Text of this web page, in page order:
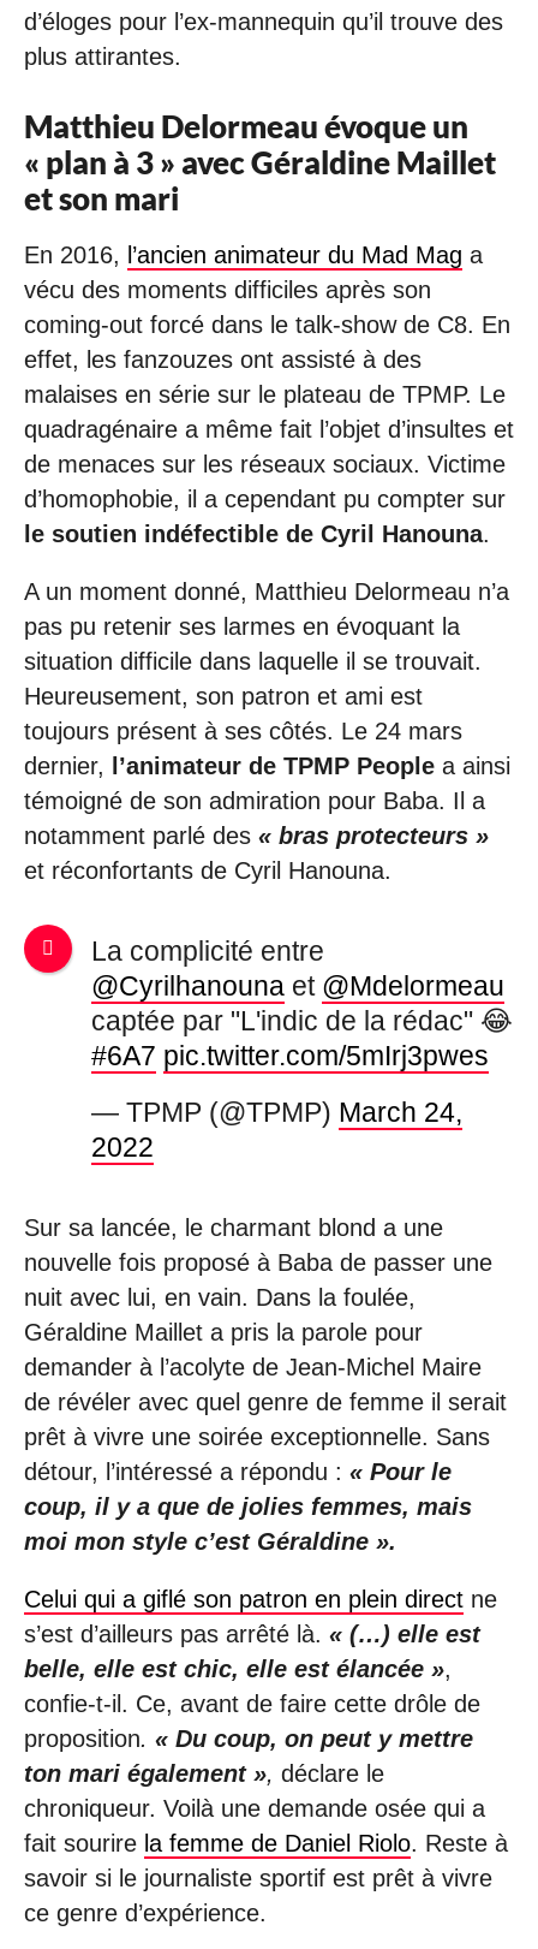
d’éloges pour l’ex-mannequin qu’il trouve des
plus attirantes.
Matthieu Delormeau évoque un
« plan à 3 » avec Géraldine Maillet
et son mari
En 2016, l’ancien animateur du Mad Mag a
vécu des moments difficiles après son
coming-out forcé dans le talk-show de C8. En
effet, les fanzouzes ont assisté à des
malaises en série sur le plateau de TPMP. Le
quadragénaire a même fait l’objet d’insultes et
de menaces sur les réseaux sociaux. Victime
d’homophobie, il a cependant pu compter sur
le soutien indéfectible de Cyril Hanouna.
A un moment donné, Matthieu Delormeau n’a
pas pu retenir ses larmes en évoquant la
situation difficile dans laquelle il se trouvait.
Heureusement, son patron et ami est
toujours présent à ses côtés. Le 24 mars
dernier,
l’animateur de TPMP People a ainsi
témoigné de son admiration pour Baba. Il a
notamment parlé des « bras protecteurs »
et réconfortants de Cyril Hanouna.
La complicité entre
@Cyrilhanouna et @Mdelormeau
captée par "L'indic de la rédac" 😂
#6A7 pic.twitter.com/5mIrj3pwes
— TPMP (@TPMP) March 24,
2022
Sur sa lancée, le charmant blond a une
nouvelle fois proposé à Baba de passer une
nuit avec lui, en vain. Dans la foulée,
Géraldine Maillet a pris la parole pour
demander à l’acolyte de Jean-Michel Maire
de révéler avec quel genre de femme il serait
prêt à vivre une soirée exceptionnelle. Sans
détour, l’intéressé a répondu : « Pour le
coup, il y a que de jolies femmes, mais
moi mon style c’est Géraldine ».
Celui qui a giflé son patron en plein direct ne
s’est d’ailleurs pas arrêté là. « (…) elle est
belle, elle est chic, elle est élancée »,
confie-t-il. Ce, avant de faire cette drôle de
proposition. « Du coup, on peut y mettre
ton mari également », déclare le
chroniqueur. Voilà une demande osée qui a
fait sourire la femme de Daniel Riolo. Reste à
savoir si le journaliste sportif est prêt à vivre
ce genre d’expérience.